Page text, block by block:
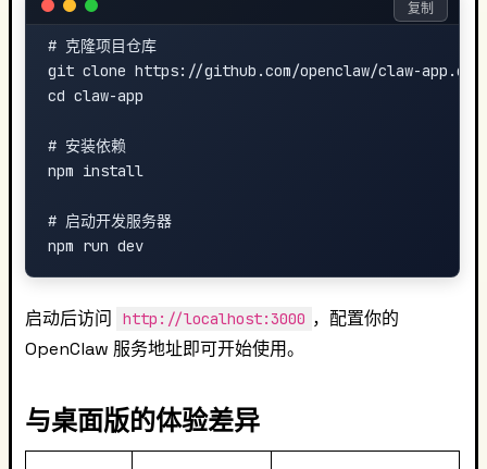
# 克隆项目仓库
git clone https://github.com/openclaw/claw-app.git
cd claw-app
# 安装依赖
npm install
# 启动开发服务器
复制
启动后访问 http://localhost:3000 ，配置你的
OpenClaw 服务地址即可开始使用。
与桌面版的体验差异